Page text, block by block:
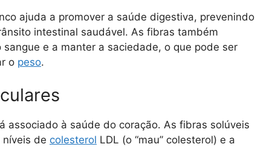
ajuda a promover a saúde digestiva, prevenindo
intestinal saudável. As fibras também
e a manter a saciedade, o que pode ser
o peso.
associado à saúde do coração. As fibras solúveis
de colesterol LDL (o “mau” colesterol) e a